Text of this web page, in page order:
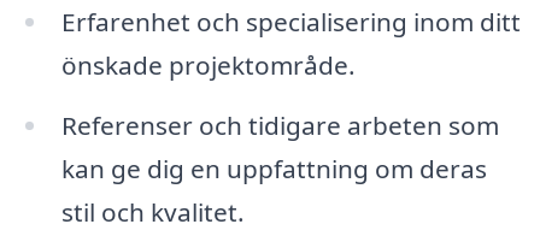
Erfarenhet och specialisering inom ditt
önskade projektområde.
Referenser och tidigare arbeten som
kan ge dig en uppfattning om deras
stil och kvalitet.